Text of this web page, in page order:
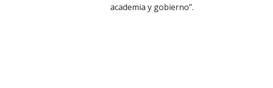
academia y gobierno”.